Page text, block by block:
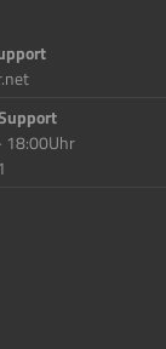
18:00Uhr